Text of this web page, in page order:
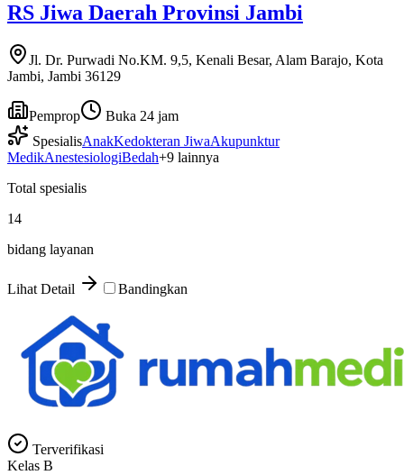
RS Jiwa Daerah Provinsi Jambi
Jl. Dr. Purwadi No.KM. 9,5, Kenali Besar, Alam Barajo, Kota
Jambi, Jambi 36129
Pemprop
Buka 24 jam
SpesialisAnakKedokteran JiwaAkupunktur
MedikAnestesiologiBedah+9 lainnya
Total spesialis
14
bidang layanan
Lihat Detail Bandingkan
Terverifikasi
Kelas B